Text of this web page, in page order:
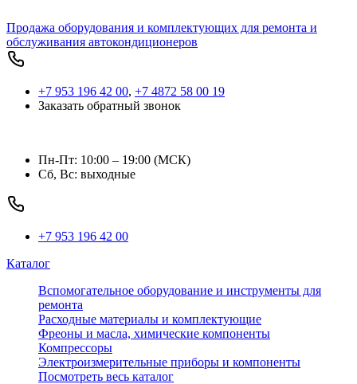
Продажа оборудования и комплектующих для ремонта и
обслуживания автокондиционеров
+7 953 196 42 00, +7 4872 58 00 19
Заказать обратный звонок
Пн-Пт: 10:00 – 19:00 (МСК)
Сб, Вс: выходные
+7 953 196 42 00
Каталог
Вспомогательное оборудование и инструменты для
ремонта
Расходные материалы и комплектующие
Фреоны и масла, химические компоненты
Компрессоры
Электроизмерительные приборы и компоненты
Посмотреть весь каталог